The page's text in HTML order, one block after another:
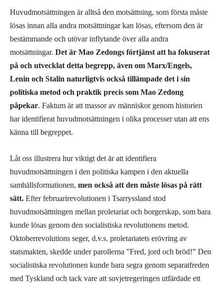
Huvudmotsättningen är alltså den motsättning, som första måste
lösas innan alla andra motsättningar kan lösas, eftersom den är
bestämmande och utövar inflytande över alla andra
motsättningar. Det är Mao Zedongs förtjänst att ha fokuserat
på och utvecklat detta begrepp, även om Marx/Engels,
Lenin och Stalin naturligtvis också tillämpade det i sin
politiska metod och praktik precis som Mao Zedong
påpekar. Faktum är att massor av människor genom historien
har identifierat huvudmotsättningen i olika processer utan att ens
känna till begreppet.
Låt oss illustrera hur viktigt det är att identifiera
huvudmotsättningen i den politiska kampen i den aktuella
samhällsformationen, men också att den måste lösas på rätt
sätt. Efter februarirevolutionen i Tsarryssland stod
huvudmotsättningen mellan proletariat och borgerskap, som bara
kunde lösas genom den socialistiska revolutionens metod.
Oktoberrevolutions seger, d.v.s. proletariatets erövring av
statsmakten, skedde under parollerna ”Fred, jord och bröd!” Den
socialistiska revolutionen kunde bara segra genom separatfreden
med Tyskland och tack vare att sovjetregeringen utfärdade ett